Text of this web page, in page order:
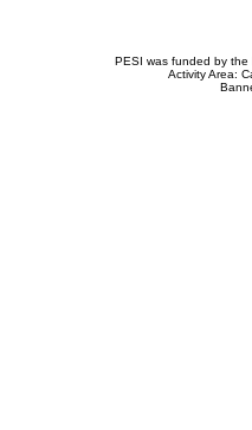
PESI was funded by the
Activity Area: